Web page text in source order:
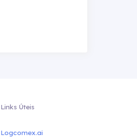
Links Úteis
Logcomex.ai